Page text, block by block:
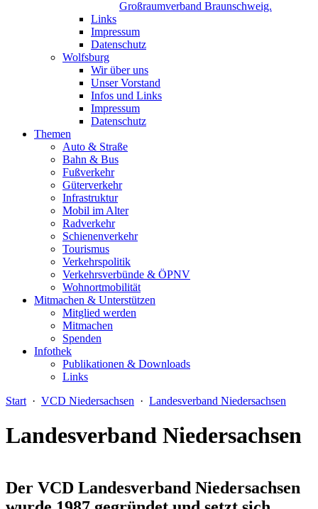
Großraumverband Braunschweig.
Links
Impressum
Datenschutz
Wolfsburg
Wir über uns
Unser Vorstand
Infos und Links
Impressum
Datenschutz
Themen
Auto & Straße
Bahn & Bus
Fußverkehr
Güterverkehr
Infrastruktur
Mobil im Alter
Radverkehr
Schienenverkehr
Tourismus
Verkehrspolitik
Verkehrsverbünde & ÖPNV
Wohnortmobilität
Mitmachen & Unterstützen
Mitglied werden
Mitmachen
Spenden
Infothek
Publikationen & Downloads
Links
Start · VCD Niedersachsen · Landesverband Niedersachsen
Landesverband Niedersachsen
Der VCD Landesverband Niedersachsen